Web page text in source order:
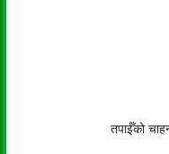
तपाईँको